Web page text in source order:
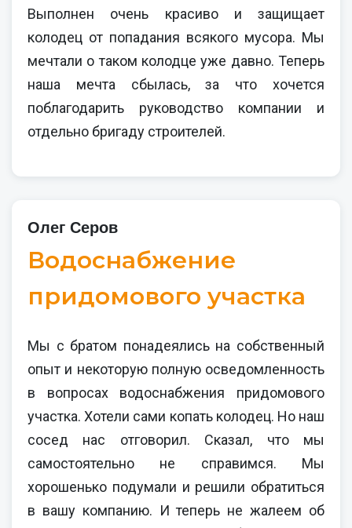
Выполнен очень красиво и защищает
колодец от попадания всякого мусора. Мы
мечтали о таком колодце уже давно. Теперь
наша мечта сбылась, за что хочется
поблагодарить руководство компании и
отдельно бригаду строителей.
Олег Серов
Водоснабжение
придомового участка
Мы с братом понадеялись на собственный
опыт и некоторую полную осведомленность
в вопросах водоснабжения придомового
участка. Хотели сами копать колодец. Но наш
сосед нас отговорил. Сказал, что мы
самостоятельно не справимся. Мы
хорошенько подумали и решили обратиться
в вашу компанию. И теперь не жалеем об